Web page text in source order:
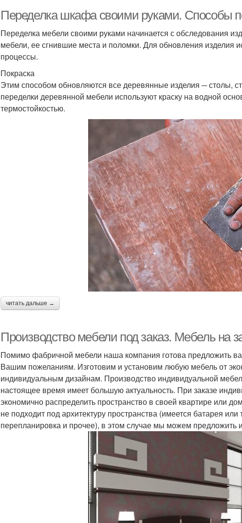
Переделка шкафа своими руками. Способы
Переделка мебели своими руками начинается с обследования
мебели, ее сгнившие места и поломки. Для обновления изделия
процессы.
Покраска
Этим способом обновляются все деревянные изделия ─ столы,
переделки деревянной мебели используют краску на водной
термостойкостью.
читать дальше →
Производство мебели под заказ. Мебель на
Помимо фабричной мебели наша компания готова предложить
Вашим пожеланиям. Изготовим и установим любую мебель от
индивидуальным дизайнам. Производство индивидуальной
настоящее время имеет большую актуальность. При заказе
экономично распределить пространство в своей квартире или
не подходит под архитектуру пространства (имеется батарея
перепланировка и прочее), в этом случае мы можем предложить